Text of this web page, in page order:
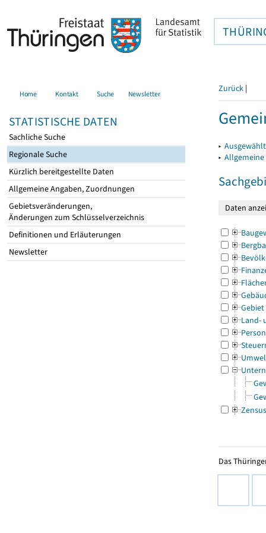
Home Kontakt Suche Newsletter
STATISTISCHE DATEN
Sachliche Suche
Regionale Suche
Kürzlich bereitgestellte Daten
Allgemeine Angaben, Zuordnungen
Gebietsveränderungen,
Änderungen zum Schlüsselverzeichnis
Definitionen und Erläuterungen
Newsletter
Zurück |
▸
▸
Gebiet
Land-
Zensus
Das